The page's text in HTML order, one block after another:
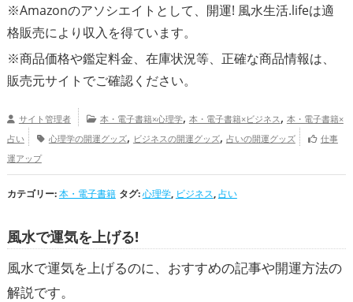
※Amazonのアソシエイトとして、開運! 風水生活.lifeは適
格販売により収入を得ています。
※商品価格や鑑定料金、在庫状況等、正確な商品情報は、
販売元サイトでご確認ください。
サイト管理者 本・電子書籍×心理学, 本・電子書籍×ビジネス , 本・電子書籍×
占い
心理学の開運グッズ, ビジネスの開運グッズ, 占いの開運グッズ
仕事
運アップ
カテゴリー:本・電子書籍 タグ:心理学, ビジネス,占い
風水で運気を上げる!
風水で運気を上げるのに、おすすめの記事や開運方法の
解説です。